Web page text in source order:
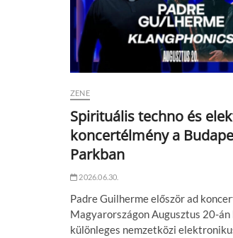
ZENE
Spirituális techno és
koncertélmény a
Parkban
2026.06.30.
Padre Guilherme először ad
Magyarországon Augusztus 20-án
különleges nemzetközi